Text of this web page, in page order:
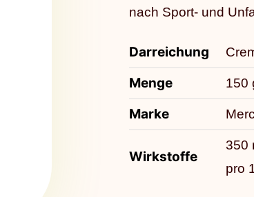
nach Sport- und
Darreichung
Menge 150
Marke
Wirkstoffe
350
pro